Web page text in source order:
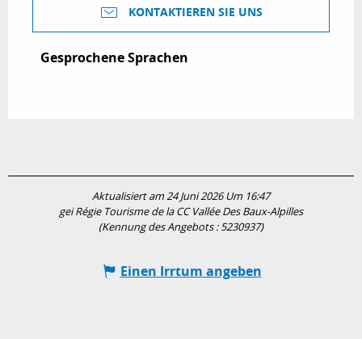
KONTAKTIEREN SIE UNS
Gesprochene Sprachen
Gesprochene Sprachen
Aktualisiert am 24 Juni 2026 Um 16:47
gei Régie Tourisme de la CC Vallée Des Baux-Alpilles
(Kennung des Angebots :5230937)
Einen Irrtum angeben